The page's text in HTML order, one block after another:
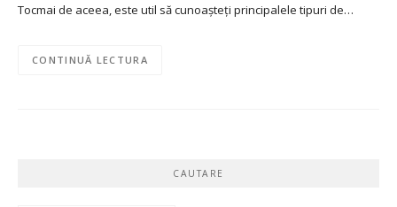
Tocmai de aceea, este util să cunoașteți principalele tipuri de…
CONTINUĂ LECTURA
CAUTARE